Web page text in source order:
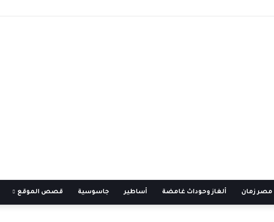
مصر زمان ألغاز وحوداث غامضة أساطير جاسوسية قصص الموقع